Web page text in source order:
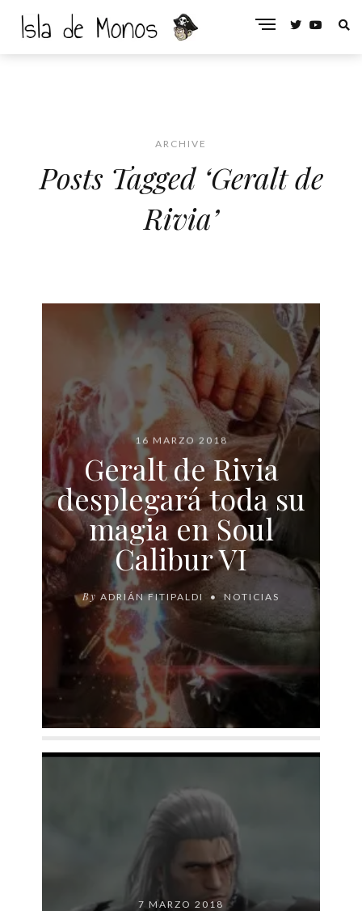
ARCHIVE
Posts Tagged ‘Geralt de
Rivia’
16 MARZO 2018
Geralt de Rivia
desplegará toda su
magia en Soul
Calibur VI
By ADRIÁN FITIPALDI NOTICIAS
7 MARZO 2018